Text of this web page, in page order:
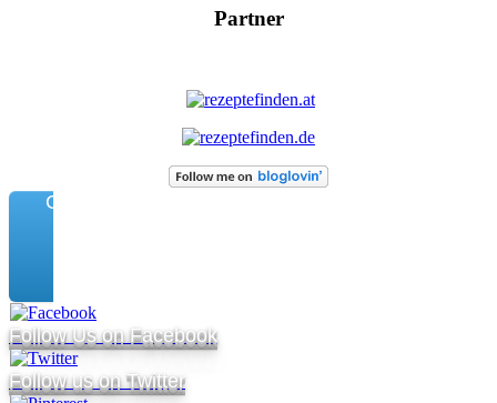
Partner
Connect
Follow Us on Facebook
Follow us on Twitter